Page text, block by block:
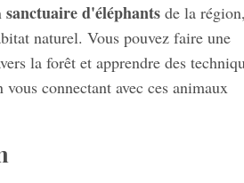
sanctuaire d'éléphants de la
naturel. Vous pouvez faire une
la forêt et apprendre des
vous connectant avec ces animaux